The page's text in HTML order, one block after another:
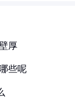
厚
些呢